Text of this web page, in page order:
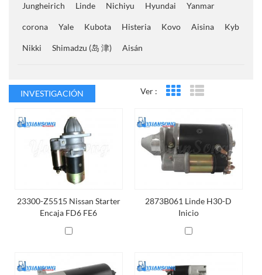
Jungheirich Linde Nichiyu Hyundai Yanmar
corona Yale Kubota Histeria Kovo Aisina Kyb
Nikki Shimadzu (岛 津) Aisán
INVESTIGACIÓN Ver : Vista en cuadrícula
23300-Z5515 Nissan Starter
Encaja FD6 FE6
2873B061 Linde H30-D
Inicio